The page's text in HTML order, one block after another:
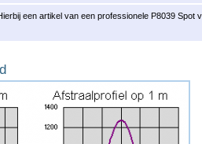
een artikel van een professionele P8039 Spot